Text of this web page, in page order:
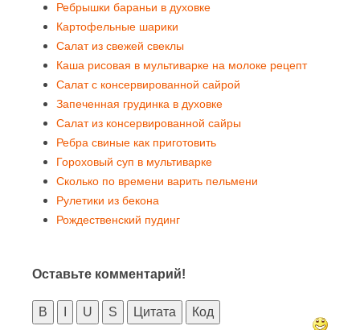
Ребрышки бараньи в духовке
Картофельные шарики
Салат из свежей свеклы
Каша рисовая в мультиварке на молоке рецепт
Салат с консервированной сайрой
Запеченная грудинка в духовке
Салат из консервированной сайры
Ребра свиные как приготовить
Гороховый суп в мультиварке
Сколько по времени варить пельмени
Рулетики из бекона
Рождественский пудинг
Оставьте комментарий!
B U S Цитата Код